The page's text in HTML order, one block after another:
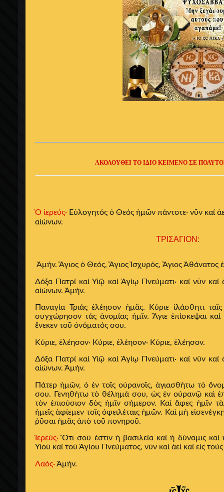
ΑΚΟΛΟΥΘΕΙ ΤΟ ΙΔΙΟ ΚΕΙΜΕΝΟ ΣΕ
Ὁ ἱερεύς· Εὐλογητός ὁ Θεός ἡμῶν πάντοτε· νῦν καί
αἰώνων.
ΤΡΙΣΑΓΙΟΝ:
Ἀμήν. Ἅγιος ὁ Θεός, Ἅγιος Ἰσχυρός, Ἅγιος Ἀθάνατος
Δόξα Πατρί καί Υἱῷ καί Ἁγίῳ Πνεύματι· καί νῦν καί
αἰώνων. Ἀμήν.
Παναγία Τριάς ἐλέησον ἡμᾶς. Κύριε ἱλάσθητι
συγχώρησον τάς ἀνομίας ἡμῖν. Ἅγιε ἐπίσκεψαι
ἕνεκεν τοῦ ὀνόματός σου.
Κύριε, ἐλέησον· Κύριε, ἐλέησον· Κύριε, ἐλέησον.
Δόξα Πατρί καί Υἱῷ καί Ἁγίῳ Πνεύματι· καί νῦν καί
αἰώνων. Ἀμήν.
Πάτερ ἡμῶν, ὁ ἐν τοῖς οὐρανοῖς, ἁγιασθήτω τὸ
σου. Γενηθήτω τὸ θέλημά σου, ὡς ἐν οὐρανῷ καὶ
τὸν ἐπιούσιον δὸς ἡμῖν σήμερον. Καὶ ἄφες ἡμῖν
ἡμεῖς ἀφίεμεν τοῖς ὀφειλέταις ἡμῶν. Καὶ μὴ
ῥῦσαι ἡμᾶς ἀπὸ τοῦ πονηροῦ.
Ἱερεύς·Ὅτι σοῦ ἐστιν ἡ βασιλεία καί ἡ δύναμις
Υἱοῦ καί τοῦ Ἁγίου Πνεύματος, νῦν καί ἀεί καί εἰς
Λαός·Ἀμήν.